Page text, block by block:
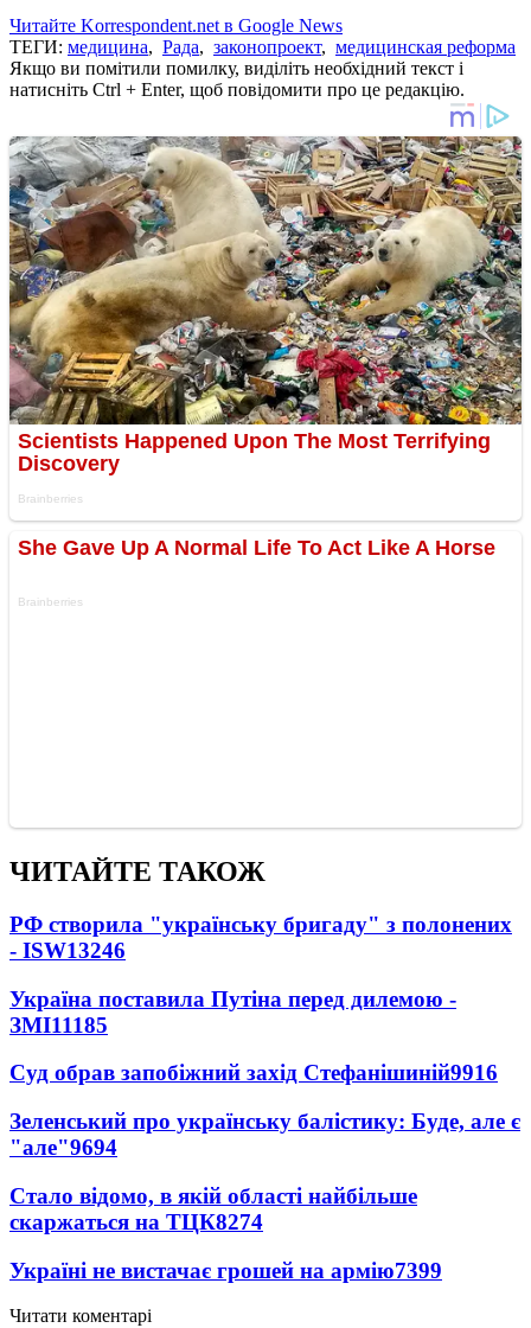
Читайте Korrespondent.net в Google News
ТЕГИ: медицина, Рада, законопроект, медицинская реформа
Якщо ви помітили помилку, виділіть необхідний текст і
натисніть Ctrl + Enter, щоб повідомити про це редакцію.
ЧИТАЙТЕ ТАКОЖ
РФ створила "українську бригаду" з полонених
- ISW13246
Україна поставила Путіна перед дилемою -
ЗМІ11185
Суд обрав запобіжний захід Стефанішиній9916
Зеленський про українську балістику: Буде, але є
"але"9694
Стало відомо, в якій області найбільше
скаржаться на ТЦК8274
Україні не вистачає грошей на армію7399
Читати коментарі